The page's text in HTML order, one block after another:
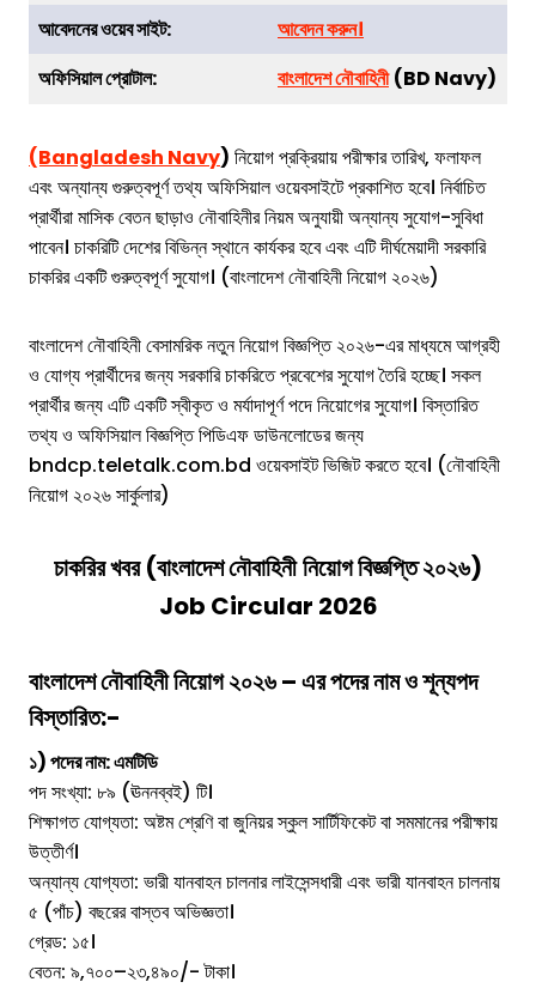
আবেদনের ওয়েব সাইট:
আবেদন করুন।
অফিসিয়াল প্রোটাল:
বাংলাদেশ নৌবাহিনী (BD Navy)
(Bangladesh Navy) নিয়োগ প্রক্রিয়ায় পরীক্ষার তারিখ, ফলাফল
এবং অন্যান্য গুরুত্বপূর্ণ তথ্য অফিসিয়াল ওয়েবসাইটে প্রকাশিত হবে। নির্বাচিত
প্রার্থীরা মাসিক বেতন ছাড়াও নৌবাহিনীর নিয়ম অনুযায়ী অন্যান্য সুযোগ-সুবিধা
পাবেন। চাকরিটি দেশের বিভিন্ন স্থানে কার্যকর হবে এবং এটি দীর্ঘমেয়াদী সরকারি
চাকরির একটি গুরুত্বপূর্ণ সুযোগ। (বাংলাদেশ নৌবাহিনী নিয়োগ ২০২৬)
বাংলাদেশ নৌবাহিনী বেসামরিক নতুন নিয়োগ বিজ্ঞপ্তি ২০২৬-এর মাধ্যমে আগ্রহী
ও যোগ্য প্রার্থীদের জন্য সরকারি চাকরিতে প্রবেশের সুযোগ তৈরি হচ্ছে। সকল
প্রার্থীর জন্য এটি একটি স্বীকৃত ও মর্যাদাপূর্ণ পদে নিয়োগের সুযোগ। বিস্তারিত
তথ্য ও অফিসিয়াল বিজ্ঞপ্তি পিডিএফ ডাউনলোডের জন্য
bndcp.teletalk.com.bd ওয়েবসাইট ভিজিট করতে হবে। (নৌবাহিনী
নিয়োগ ২০২৬ সার্কুলার)
চাকরির খবর (বাংলাদেশ নৌবাহিনীনিয়োগ বিজ্ঞপ্তি ২০২৬)
Job Circular 2026
বাংলাদেশ নৌবাহিনীনিয়োগ ২০২৬ – এর পদের নাম ও শূন্যপদ
বিস্তারিত:-
১) পদের নাম: এমটিডি
পদ সংখ্যা: ৮৯ (ঊননব্বই) টি।
শিক্ষাগত যোগ্যতা: অষ্টম শ্রেণি বা জুনিয়র স্কুল সার্টিফিকেট বা সমমানের পরীক্ষায়
উত্তীর্ণ।
অন্যান্য যোগ্যতা: ভারী যানবাহন চালনার লাইসেন্সধারী এবং ভারী যানবাহন চালনায়
৫ (পাঁচ) বছরের বাস্তব অভিজ্ঞতা।
গ্রেড: ১৫।
বেতন: ৯,৭০০–২৩,৪৯০/- টাকা।